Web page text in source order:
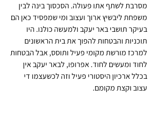
מסרבת לשתף אתו פעולה. הסכסוך בינה לבין
משפחת ליבשיץ ארוך ועצוב ומי שמפסיד כאן הם
בעיקר תושבי באר יעקב ולמעשה כולנו. היו
תוכניות והבטחות להפוך את בית הראשונים
למרכז מורשת מקומי פעיל ותוסס, אבל הבטחות
לחוד ומעשים לחוד. אפרופו, לבאר יעקב אין
בכלל ארכיון היסטורי פעיל וזה לכשעצמו די
עצוב וקצת מקומם.